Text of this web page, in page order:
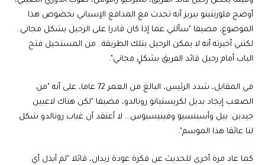
أوضح فلورنتينو بيريز أنه تحدث مع المدافع الإسباني بخصوص هذا
الموضوع، مضيفا "سألني عما إذا كان قادرا على الرحيل بشكل مجاني..
لكنني أخبرته أنه لا يمكن الرحيل بتلك الطريقة.. من المستحيل فتح
الباب أمام رحيل قائد الفريق بشكلٍ مجاني".
في المقابل، شدد الرئيس، البالغ من العمر 72 عاما، على أنه "من
الصعب إيجاد بديل لكريستيانو رونالدو، مضيفا "لكن هناك لاعبين
جيدين: بيل وأسينسيو وفينيسيوس… لا أعتقد أن غياب رونالدو شكل
لنا عائقا هذا الموسم".
كما عاد مرة أخرى للحديث عن فكرة عودة زيدان، قائلا "لم أبذل أي